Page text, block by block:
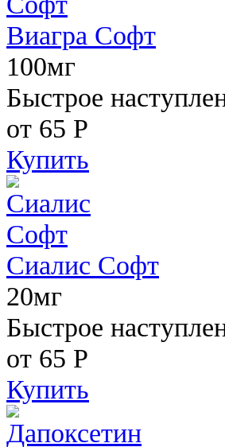
Виагра Софт
100мг
Быстрое
от 65 Р
Купить
Сиалис Софт
20мг
Быстрое
от 65 Р
Купить